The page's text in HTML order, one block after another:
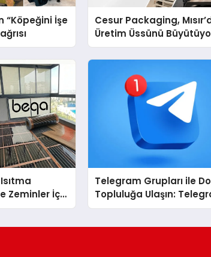
“Köpeğini İşe
Cesur Packaging,
Üretim Üssünü
Zeminler İçin
Telegram Grupları ile
Topluluğa Ulaşın:
Gruplarıyla Online